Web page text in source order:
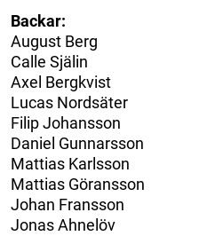
Backar:
August Berg
Calle Själin
Axel Bergkvist
Lucas Nordsäter
Filip Johansson
Daniel Gunnarsson
Mattias Karlsson
Mattias Göransson
Johan Fransson
Jonas Ahnelöv